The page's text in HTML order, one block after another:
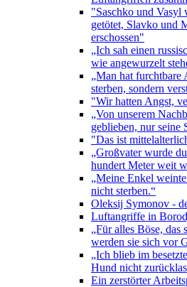
"Saschko und Vasyl
getötet, Slavko und
erschossen"
„Ich sah einen
wie angewurzelt
„Man hat furchtbare
sterben, sondern
"Wir hatten Angst,
„Von unserem
geblieben, nur seine
"Das ist
„Großvater wurde
hundert Meter weit
„Meine Enkel
nicht sterben.“
Oleksij Symonov -
Luftangriffe in
„Für alles Böse, das
werden sie sich vor
„Ich blieb im
Hund nicht
Ein zerstörter